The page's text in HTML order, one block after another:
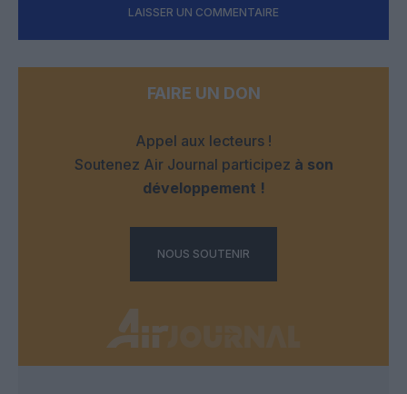
LAISSER UN COMMENTAIRE
FAIRE UN DON
Appel aux lecteurs !
Soutenez Air Journal participez à son
développement !
NOUS SOUTENIR